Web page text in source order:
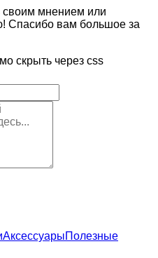
своим мнением или
Спасибо вам большое за
скрыть через css
АксессуарыПолезные